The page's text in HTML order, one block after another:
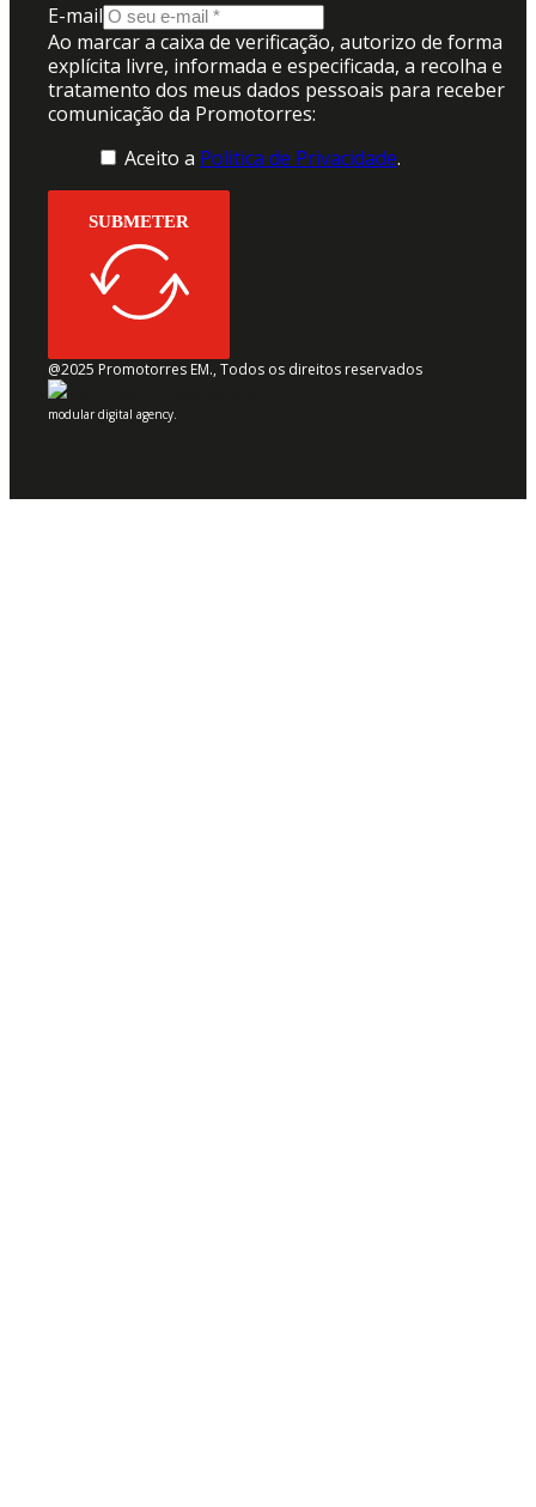
E-mail
Ao marcar a caixa de verificação, autorizo de forma
explícita livre, informada e especificada, a recolha e
tratamento dos meus dados pessoais para receber
comunicação da Promotorres:
Aceito a Politica de Privacidade.
SUBMETER
@2025 Promotorres EM., Todos os direitos reservados
modular digital agency.